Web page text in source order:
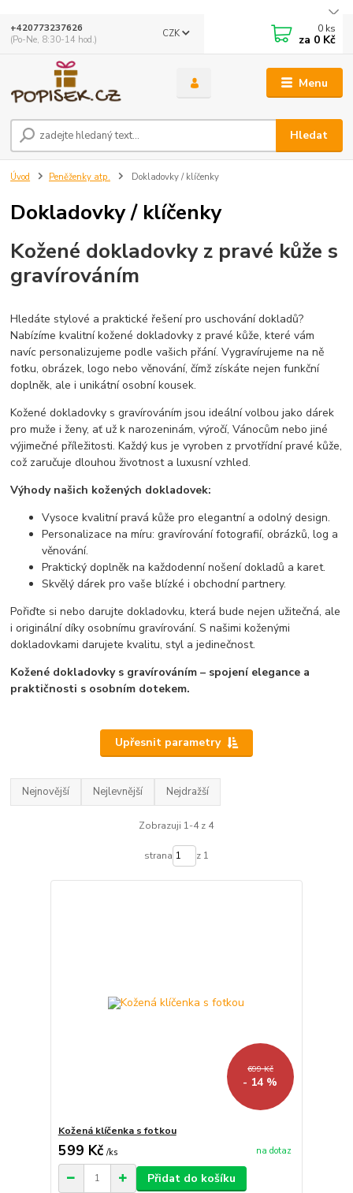
Menu
CZK
Hledat
+420773237626
(Po-Ne, 8:30-14 hod.)
0 ks
za 0 Kč
Úvod Peněženky atp. Dokladovky / klíčenky
Dokladovky / klíčenky
Kožené dokladovky z pravé kůže s
gravírováním
Hledáte stylové a praktické řešení pro uschování dokladů?
Nabízíme kvalitní kožené dokladovky z pravé kůže, které vám
navíc personalizujeme podle vašich přání. Vygravírujeme na ně
fotku, obrázek, logo nebo věnování, čímž získáte nejen funkční
doplněk, ale i unikátní osobní kousek.
Kožené dokladovky s gravírováním jsou ideální volbou jako dárek
pro muže i ženy, ať už k narozeninám, výročí, Vánocům nebo jiné
výjimečné příležitosti. Každý kus je vyroben z prvotřídní pravé kůže,
což zaručuje dlouhou životnost a luxusní vzhled.
Výhody našich kožených dokladovek:
Vysoce kvalitní pravá kůže pro elegantní a odolný design.
Personalizace na míru: gravírování fotografií, obrázků, log a
věnování.
Praktický doplněk na každodenní nošení dokladů a karet.
Skvělý dárek pro vaše blízké i obchodní partnery.
Pořiďte si nebo darujte dokladovku, která bude nejen užitečná, ale
i originální díky osobnímu gravírování. S našimi koženými
dokladovkami darujete kvalitu, styl a jedinečnost.
Kožené dokladovky s gravírováním – spojení elegance a
praktičnosti s osobním dotekem.
Upřesnit parametry
Nejnovější Nejlevnější Nejdražší
Zobrazuji 1-4 z 4
strana z 1
699 Kč
- 14 %
Kožená klíčenka s fotkou
599 Kč /ks na dotaz
Přidat do košíku